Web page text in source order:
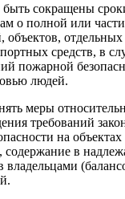
сокращены
о полной или
объектов, отдельных
средств, в
пожарной
людей.
меры
требований
на
в